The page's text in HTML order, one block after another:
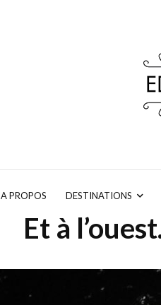
A PROPOS DESTINATIONS
Et à